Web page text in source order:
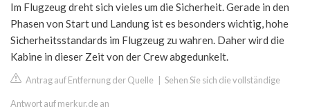
Im Flugzeug dreht sich vieles um die Sicherheit. Gerade in den
Phasen von Start und Landung ist es besonders wichtig, hohe
Sicherheitsstandards im Flugzeug zu wahren. Daher wird die
Kabine in dieser Zeit von der Crew abgedunkelt.
Antrag auf Entfernung der Quelle Sehen Sie sich die vollständige
Antwort auf merkur.de an